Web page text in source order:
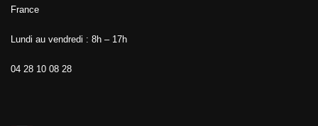
France
Lundi au vendredi : 8h – 17h
04 28 10 08 28